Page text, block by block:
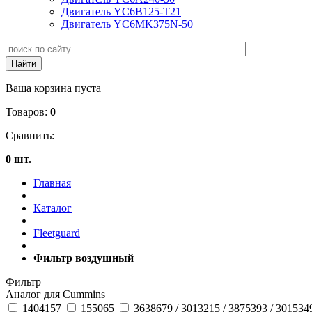
Двигатель YC6B125-T21
Двигатель YC6MK375N-50
Ваша корзина пуста
Товаров: 0
Сравнить:
0 шт.
Главная
Каталог
Fleetguard
Фильтр воздушный
Фильтр
Аналог для Cummins
1404157
155065 3638679 / 3013215 / 3875393 /